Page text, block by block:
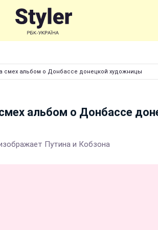
смех альбом о Донбассе донецкой художницы
альбом о Донбассе
Путина и Кобзона